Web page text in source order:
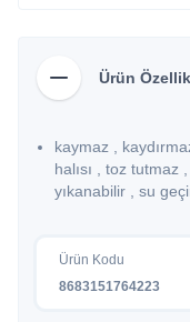
Ürün
kaymaz ,
halısı , toz tutmaz
yıkanabilir , su
Ürün Kodu
8683151764223